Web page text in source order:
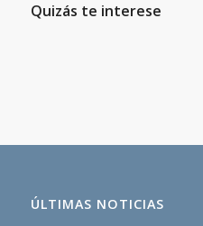
Quizás te interese
ÚLTIMAS NOTICIAS